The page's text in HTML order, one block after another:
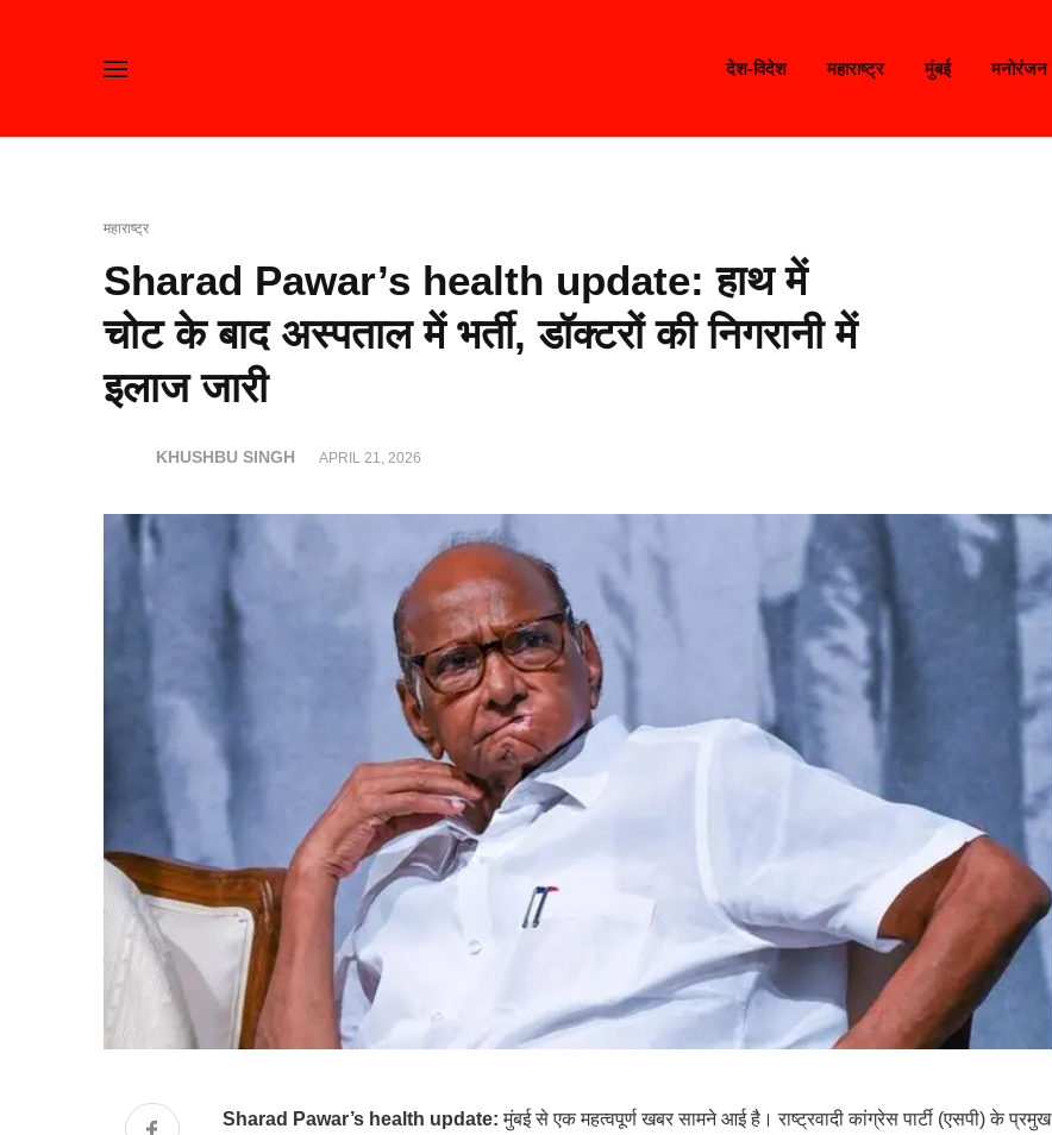
देश-विदेश महाराष्ट्र मुंबई मनोरंजन
महाराष्ट्र
Sharad Pawar’s health update: हाथ में
चोट के बाद अस्पताल में भर्ती, डॉक्टरों की निगरानी में
इलाज जारी
KHUSHBU SINGH APRIL 21, 2026
Sharad Pawar’s health update: मुंबई से एक महत्वपूर्ण खबर सामने आई है। राष्ट्रवादी कांग्रेस पार्टी (एसपी) के प्रमुख